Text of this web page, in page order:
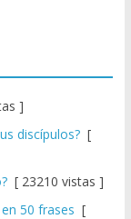
]
discípulos?[
[ 23210 vistas ]
50 frases [